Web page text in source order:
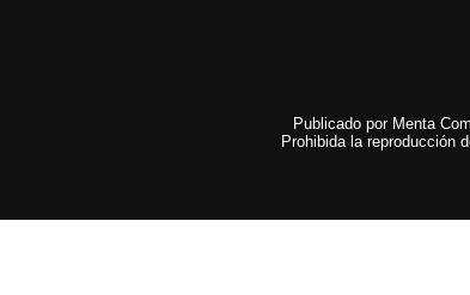
Publicado por Menta
Prohibida la reproducción